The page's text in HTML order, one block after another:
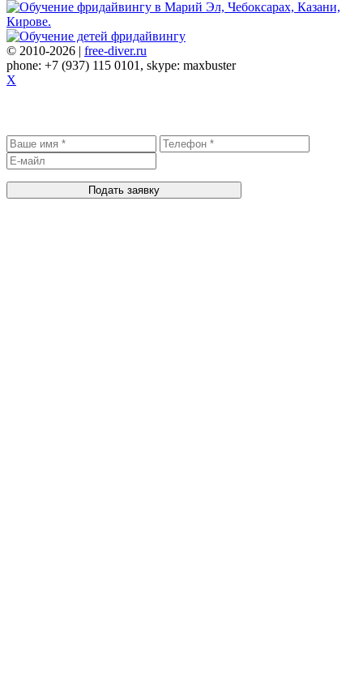
© 2010-2026 | free-diver.ru
phone: +7 (937) 115 0101, skype: maxbuster
X